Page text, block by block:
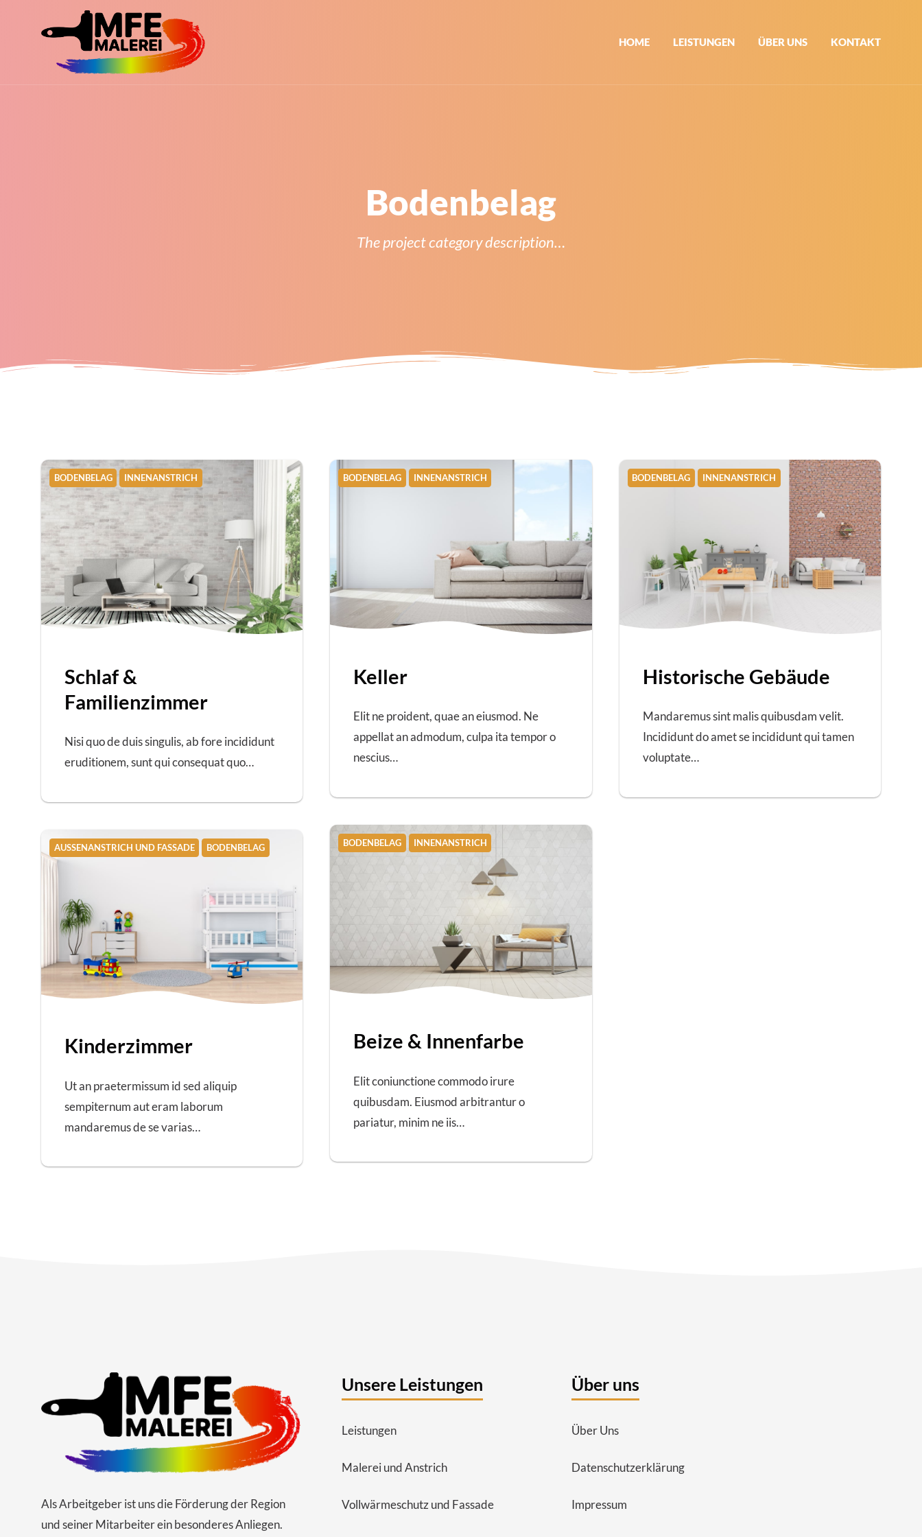
HOME LEISTUNGEN ÜBER UNS KONTAKT
Bodenbelag
The project category description…
BODENBELAG INNENANSTRICH
Schlaf &
Familienzimmer
Nisi quo de duis singulis, ab fore incididunt
eruditionem, sunt qui consequat quo…
AUSSENANSTRICH UND FASSADE BODENBELAG
Kinderzimmer
Ut an praetermissum id sed aliquip
sempiternum aut eram laborum
mandaremus de se varias…
BODENBELAG INNENANSTRICH
Keller
Elit ne proident, quae an eiusmod. Ne
appellat an admodum, culpa ita tempor o
nescius…
BODENBELAG INNENANSTRICH
Beize & Innenfarbe
Elit coniunctione commodo irure
quibusdam. Eiusmod arbitrantur o
pariatur, minim ne iis…
BODENBELAG INNENANSTRICH
Historische Gebäude
Mandaremus sint malis quibusdam velit.
Incididunt do amet se incididunt qui tamen
voluptate…
Als Arbeitgeber ist uns die Förderung der Region
und seiner Mitarbeiter ein besonderes Anliegen.
Unsere Leistungen
Leistungen
Malerei und Anstrich
Vollwärmeschutz und Fassade
Über uns
Über Uns
Datenschutzerklärung
Impressum